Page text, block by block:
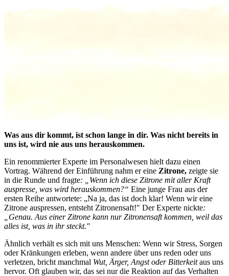
Was aus dir kommt, ist schon lange in dir. Was nicht bereits in
uns ist, wird nie aus uns herauskommen.
Ein renommierter Experte im Personalwesen hielt dazu einen
Vortrag. Während der Einführung nahm er eine Zitrone, zeigte sie
in die Runde und fragte: „Wenn ich diese Zitrone mit aller Kraft
auspresse, was wird herauskommen?“ Eine junge Frau aus der
ersten Reihe antwortete: „Na ja, das ist doch klar! Wenn wir eine
Zitrone auspressen, entsteht Zitronensaft!" Der Experte nickte:
„Genau. Aus einer Zitrone kann nur Zitronensaft kommen, weil das
alles ist, was in ihr steckt."
Ähnlich verhält es sich mit uns Menschen: Wenn wir Stress, Sorgen
oder Kränkungen erleben, wenn andere über uns reden oder uns
verletzen, bricht manchmal Wut, Ärger, Angst oder Bitterkeitaus uns
hervor. Oft glauben wir, das sei nur die Reaktion auf das Verhalten